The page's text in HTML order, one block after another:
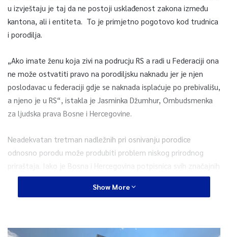
u izvještaju je taj da ne postoji usklađenost zakona između
kantona, ali i entiteta. To je primjetno pogotovo kod trudnica
i porodilja.
„Ako imate ženu koja zivi na podrucju RS a radi u Federaciji ona
ne može ostvatiti pravo na porodiljsku naknadu jer je njen
poslodavac u federaciji gdje se naknada isplaćuje po prebivališu,
a njeno je u RS“, istakla je Jasminka Džumhur, Ombudsmenka
za ljudska prava Bosne i Hercegovine.
Neadekvatan tretman nadležnih pri osnivanju porodice
odnosno porodu može produbiti problem niskog prirodnog
priraštaja. Iako je Bosna i Hercegovina potpisnica svih značajnih
međunarodnih i regionalnih sporauzma o ljudskim pravima, a u
kojima su sadržana prava vezana uz seksualno i reproduktivno
„Zakoni koji štite seksualno I reproduktivno zdravlje bi se
Show More